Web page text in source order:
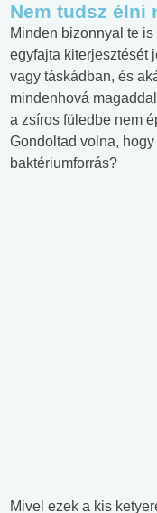
Nem tudsz élni
Minden bizonnyal te
egyfajta kiterjesztését
vagy táskádban, és
mindenhová
a zsíros füledbe nem
Gondoltad volna,
baktériumforrás?
Mivel ezek a kis